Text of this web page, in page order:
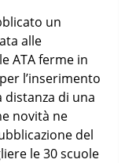
un
alle
ATA ferme in
l’inserimento
distanza di una
novità ne
del
le 30 scuole